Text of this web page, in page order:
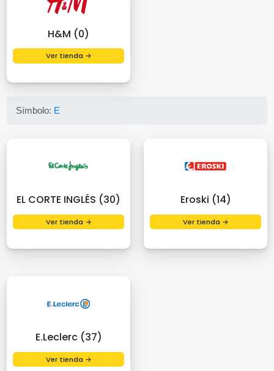
H&M (0)
Ver tienda →
Símbolo: E
EL CORTE INGLÉS (30)
Ver tienda →
Eroski (14)
Ver tienda →
E.Leclerc (37)
Ver tienda →